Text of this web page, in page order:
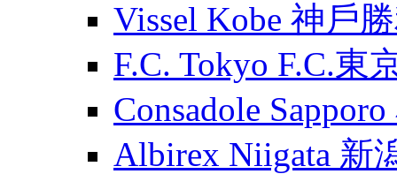
Vissel Kobe 神戶
F.C. Tokyo F.C.東
Consadole
Albirex Niigata 新